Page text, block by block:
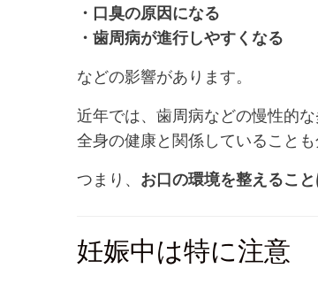
・口臭の原因になる
・歯周病が進行しやすくなる
などの影響があります。
近年では、歯周病などの慢性的な
全身の健康と関係していることも
つまり、 お口の環境を整えるこ
妊娠中は特に注意